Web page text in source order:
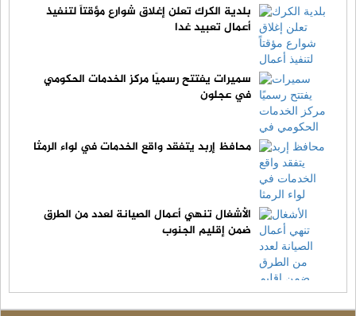
بلدية الكرك تعلن إغلاق شوارع مؤقتاً لتنفيذ
أعمال تعبيد غدا
سميرات يفتتح رسميًا مركز الخدمات الحكومي
في عجلون
محافظ إربد يتفقد واقع الخدمات في لواء الرمثا
الأشغال تنهي أعمال الصيانة لعدد من الطرق
ضمن إقليم الجنوب